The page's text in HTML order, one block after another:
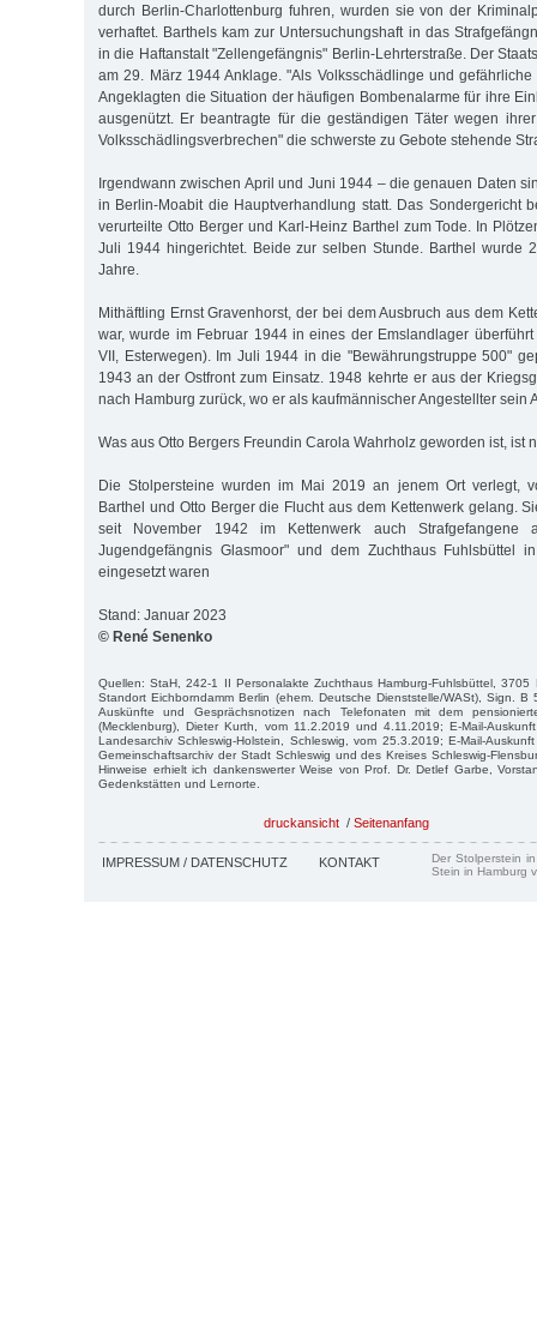
durch Berlin-Charlottenburg fuhren, wurden sie von der
verhaftet. Barthels kam zur Untersuchungshaft in das
in die Haftanstalt "Zellengefängnis" Berlin-Lehrterstraße. Der
am 29. März 1944 Anklage. "Als Volksschädlinge und
Angeklagten die Situation der häufigen Bombenalarme für ihre
ausgenützt. Er beantragte für die geständigen Täter wegen
Volksschädlingsverbrechen" die schwerste zu Gebote stehende
Irgendwann zwischen April und Juni 1944 – die genauen Daten
in Berlin-Moabit die Hauptverhandlung statt. Das Sondergericht
verurteilte Otto Berger und Karl-Heinz Barthel zum Tode. In
Juli 1944 hingerichtet. Beide zur selben Stunde. Barthel wurde
Jahre.
Mithäftling Ernst Gravenhorst, der bei dem Ausbruch aus dem
war, wurde im Februar 1944 in eines der Emslandlager
VII, Esterwegen). Im Juli 1944 in die "Bewährungstruppe 500"
1943 an der Ostfront zum Einsatz. 1948 kehrte er aus der
nach Hamburg zurück, wo er als kaufmännischer Angestellter sein
Was aus Otto Bergers Freundin Carola Wahrholz geworden ist, ist
Die Stolpersteine wurden im Mai 2019 an jenem Ort verlegt,
Barthel und Otto Berger die Flucht aus dem Kettenwerk gelang.
seit November 1942 im Kettenwerk auch Strafgefangene
Jugendgefängnis Glasmoor" und dem Zuchthaus Fuhlsbüttel
eingesetzt waren
Stand: Januar 2023
© René Senenko
Quellen: StaH, 242-1 II Personalakte Zuchthaus Hamburg-Fuhlsbüttel, 3705
Standort Eichborndamm Berlin (ehem. Deutsche Dienststelle/WASt), Sign. B
Auskünfte und Gesprächsnotizen nach Telefonaten mit dem
(Mecklenburg), Dieter Kurth, vom 11.2.2019 und 4.11.2019; E-Mail-
Landesarchiv Schleswig-Holstein, Schleswig, vom 25.3.2019; E-Mail-
Gemeinschaftsarchiv der Stadt Schleswig und des Kreises Schleswig-
Hinweise erhielt ich dankenswerter Weise von Prof. Dr. Detlef Garbe,
Gedenkstätten und Lernorte.
druckansicht / Seitenanfang
IMPRESSUM / DATENSCHUTZ KONTAKT
Der Stolperstein
Stein in Hamburg